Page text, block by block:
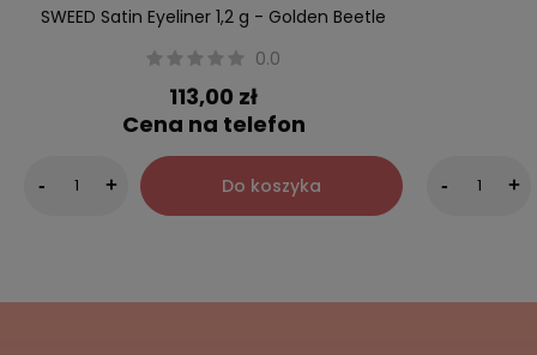
SWEED Satin Eyeliner 1,2 g - Golden Beetle
0.0
113,00 zł
Cena na telefon
- + Do koszyka - +